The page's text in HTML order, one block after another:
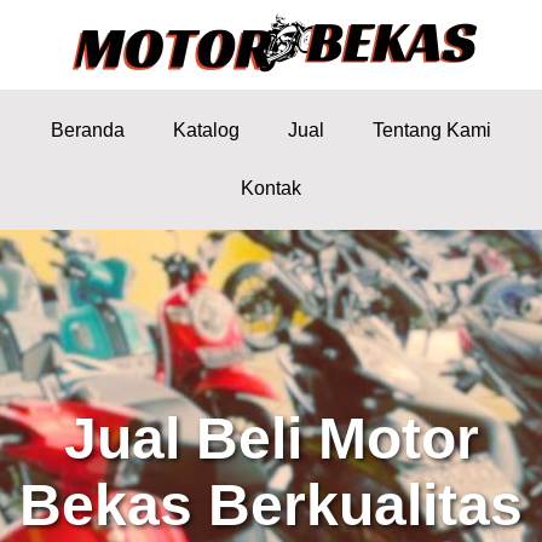
Beranda Katalog Jual Tentang Kami
Kontak
Jual Beli Motor
Bekas Berkualitas